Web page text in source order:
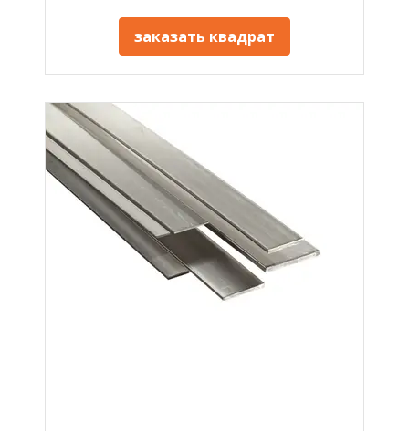
заказать квадрат